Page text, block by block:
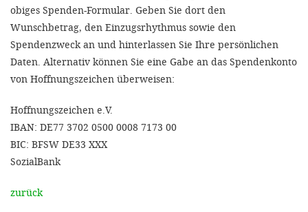
obiges Spenden-Formular. Geben Sie dort den
Wunschbetrag, den Einzugsrhythmus sowie den
Spendenzweck an und hinterlassen Sie Ihre persönlichen
Daten. Alternativ können Sie eine Gabe an das Spendenkonto
von Hoffnungszeichen überweisen:
Hoffnungszeichen e.V.
IBAN: DE77 3702 0500 0008 7173 00
BIC: BFSW DE33 XXX
SozialBank
zurück